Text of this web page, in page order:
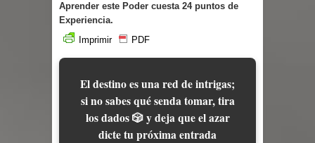
Aprender este Poder cuesta 24 puntos de
Experiencia.
Imprimir
PDF
El destino es una red de intrigas;
si no sabes qué senda tomar, tira
los dados 🎲 y deja que el azar
dicte tu próxima entrada